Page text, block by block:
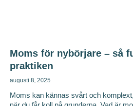
Moms för nybörjare – så
praktiken
augusti 8, 2025
Moms kan kännas svårt och